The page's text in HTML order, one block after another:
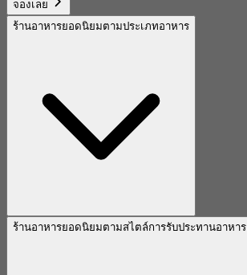
จองเลย
ร้านอาหารยอดนิยมตามประเภทอาหาร
ร้านอาหารยอดนิยมตามสไตล์การรับประทานอาหาร